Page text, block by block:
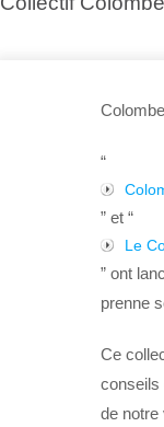
“
” et “
Le
” ont
prenne
Ce
conseils
de notre